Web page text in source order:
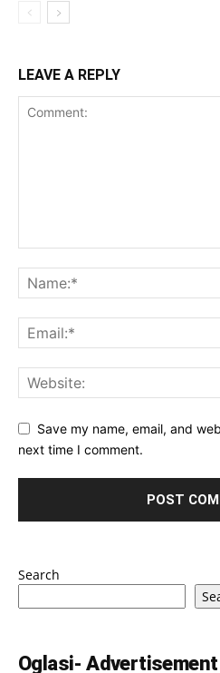
LEAVE A REPLY
Save my name, email, and
next time I comment.
Search
Oglasi- Advertisement